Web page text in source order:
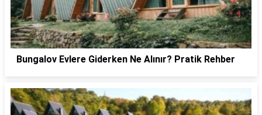
Bungalov Evlere Giderken Ne Alınır? Pratik Rehber